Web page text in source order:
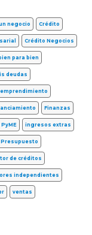
negocio Crédito
Crédito Negocios
para bien
deudas
emprendimiento
Finanzas
ingresos extras
Presupuesto
de créditos
independientes
ventas